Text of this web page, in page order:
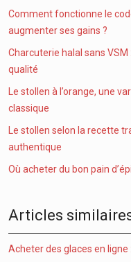
Comment fonctionne le
augmenter ses gains ?
Charcuterie halal sans
qualité
Le stollen à l’orange, une
classique
Le stollen selon la recette
authentique
Où acheter du bon pain
Articles
Acheter des glaces en